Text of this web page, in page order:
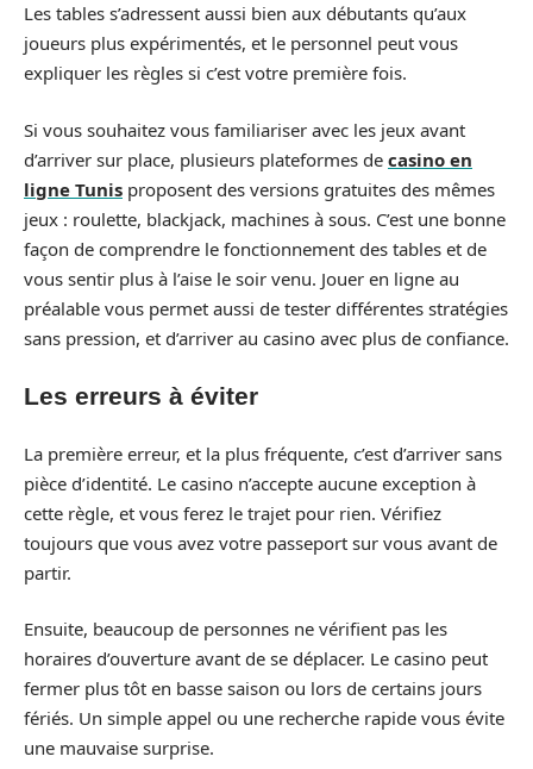
Les tables s’adressent aussi bien aux débutants qu’aux
joueurs plus expérimentés, et le personnel peut vous
expliquer les règles si c’est votre première fois.
Si vous souhaitez vous familiariser avec les jeux avant
d’arriver sur place, plusieurs plateformes de casino en
ligne Tunis proposent des versions gratuites des mêmes
jeux : roulette, blackjack, machines à sous. C’est une bonne
façon de comprendre le fonctionnement des tables et de
vous sentir plus à l’aise le soir venu. Jouer en ligne au
préalable vous permet aussi de tester différentes stratégies
sans pression, et d’arriver au casino avec plus de confiance.
Les erreurs à éviter
La première erreur, et la plus fréquente, c’est d’arriver sans
pièce d’identité. Le casino n’accepte aucune exception à
cette règle, et vous ferez le trajet pour rien. Vérifiez
toujours que vous avez votre passeport sur vous avant de
partir.
Ensuite, beaucoup de personnes ne vérifient pas les
horaires d’ouverture avant de se déplacer. Le casino peut
fermer plus tôt en basse saison ou lors de certains jours
fériés. Un simple appel ou une recherche rapide vous évite
une mauvaise surprise.